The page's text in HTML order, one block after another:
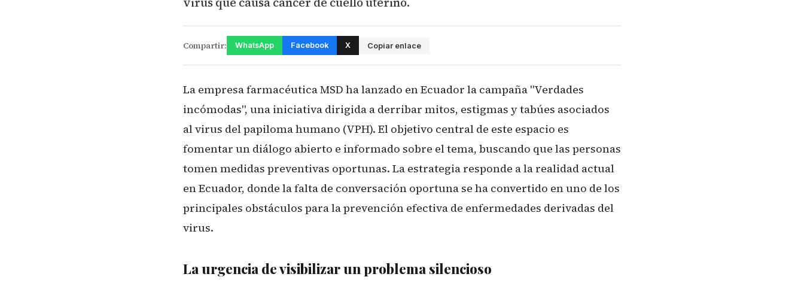
Compartir: WhatsApp Facebook X Copiar enlace
La empresa farmacéutica MSD ha lanzado en Ecuador la campaña "Verdades
incómodas", una iniciativa dirigida a derribar mitos, estigmas y tabúes asociados
al virus del papiloma humano (VPH). El objetivo central de este espacio es
fomentar un diálogo abierto e informado sobre el tema, buscando que las personas
tomen medidas preventivas oportunas. La estrategia responde a la realidad actual
en Ecuador, donde la falta de conversación oportuna se ha convertido en uno de los
principales obstáculos para la prevención efectiva de enfermedades derivadas del
virus.
La urgencia de visibilizar un problema silencioso